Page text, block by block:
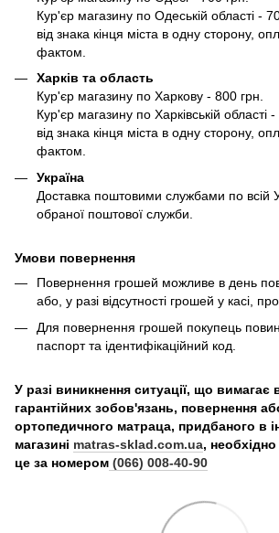
Кур'єр магазину по Одеській області -
від знака кінця міста в одну сторону,
фактом.
Харків та область
Кур'єр магазину по Харкову - 800 грн.
Кур'єр магазину по Харківській області
від знака кінця міста в одну сторону,
фактом.
Україна
Доставка поштовими службами по всій
обраної поштової служби.
Умови повернення
Повернення грошей можливе в день
або, у разі відсутності грошей у касі,
Для повернення грошей покупець
паспорт та ідентифікаційний код.
У разі виникнення ситуації, що вимагає
гарантійних зобов'язань, повернення
ортопедичного матраца, придбаного в
магазині matras-sklad.com.ua,
це за номером (066) 008-40-90